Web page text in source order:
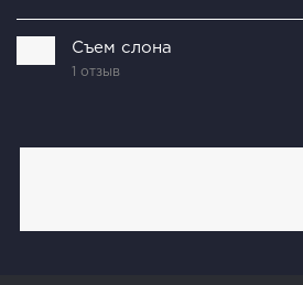
Съем слона
1 отзыв